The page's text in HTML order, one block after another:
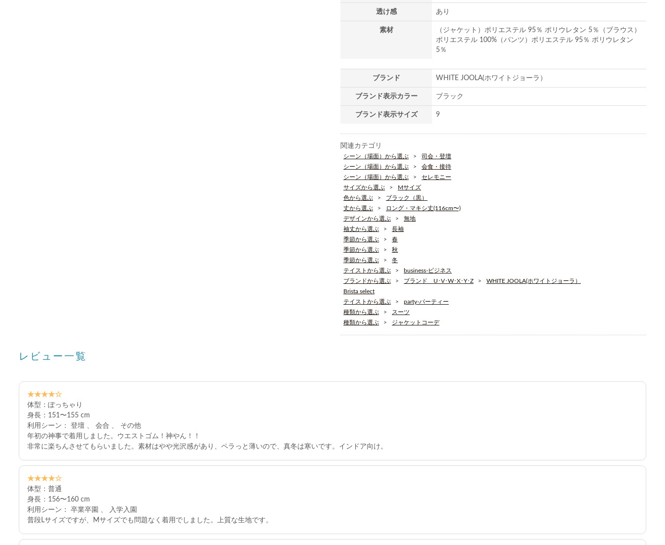
透け感 あり
素材
（ジャケット）ポリエステル 95％ ポリウレタン 5％（ブラウス）
ポリエステル 100%（パンツ）ポリエステル 95％ ポリウレタン
5％
ブランド WHITE JOOLA(ホワイトジョーラ）
ブランド表示カラー ブラック
ブランド表示サイズ 9
関連カテゴリ
シーン（場面）から選ぶ
司会・登壇
シーン（場面）から選ぶ
会食・接待
シーン（場面）から選ぶ
セレモニー
サイズから選ぶ
Mサイズ
色から選ぶ
ブラック（黒）
丈から選ぶ
ロング・マキシ丈(116cm〜)
デザインから選ぶ
無地
袖丈から選ぶ
長袖
季節から選ぶ
春
季節から選ぶ
秋
季節から選ぶ
冬
テイストから選ぶ
business-ビジネス
ブランドから選ぶ
ブランド U･V･W･X･Y･Z
WHITE JOOLA(ホワイトジョーラ）
Brista select
テイストから選ぶ
party-パーティー
種類から選ぶ
スーツ
種類から選ぶ
ジャケットコーデ
レビュー一覧
★★★★☆
体型：ぽっちゃり
身長：151〜155 cm
利用シーン： 登壇 、 会合 、 その他
年初の神事で着用しました。ウエストゴム！神やん！！
非常に楽ちんさせてもらいました。素材はやや光沢感があり、ペラっと薄いので、真冬は寒いです。インドア向け。
★★★★☆
体型：普通
身長：156〜160 cm
利用シーン： 卒業卒園 、 入学入園
普段Lサイズですが、Mサイズでも問題なく着用でしました。上質な生地です。